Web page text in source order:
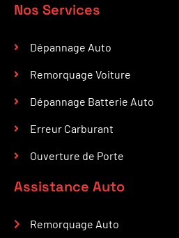
Nos Services
Dépannage Auto
Remorquage Voiture
Dépannage Batterie Auto
Erreur Carburant
Ouverture de Porte
Assistance Auto
Remorquage Auto